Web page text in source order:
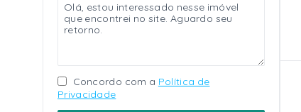
Concordo com a Política de
Privacidade